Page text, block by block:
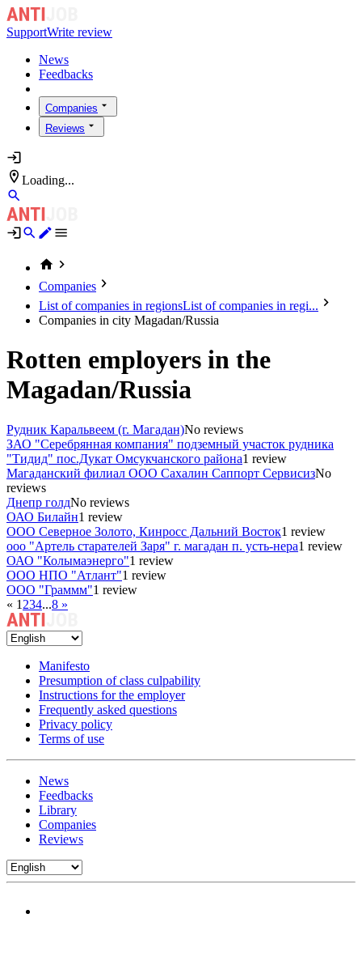
SupportWrite review
News
Feedbacks
Companies
Reviews
Loading...
Companies
List of companies in regionsList of companies in regi...
Companies in city Magadan/Russia
Rotten employers in the
Magadan/Russia
Рудник Каральвеем (г. Магадан)No reviews
ЗАО "Серебрянная компания" подземный участок рудника
"Тидид" пос.Дукат Омсукчанского района1 review
Магаданский филиал ООО Сахалин Саппорт СервисизNo
reviews
Днепр голдNo reviews
ОАО Билайн1 review
ООО Северное Золото, Кинросс Дальний Восток1 review
ооо "Артель старателей Заря" г. магадан п. усть-нера1 review
ОАО "Колымаэнерго"1 review
ООО НПО "Атлант"1 review
ООО "Граммм"1 review
« 1 234...8 »
Manifesto
Presumption of class culpability
Instructions for the employer
Frequently asked questions
Privacy policy
Terms of use
News
Feedbacks
Library
Companies
Reviews